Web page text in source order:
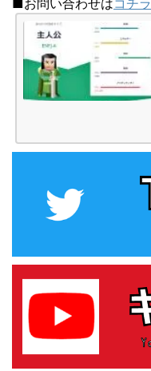
■お問い合わせはコチラ